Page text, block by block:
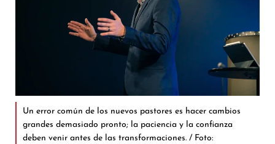
Un error común de los nuevos pastores es hacer cambios
grandes demasiado pronto; la paciencia y la confianza
deben venir antes de las transformaciones. / Foto: